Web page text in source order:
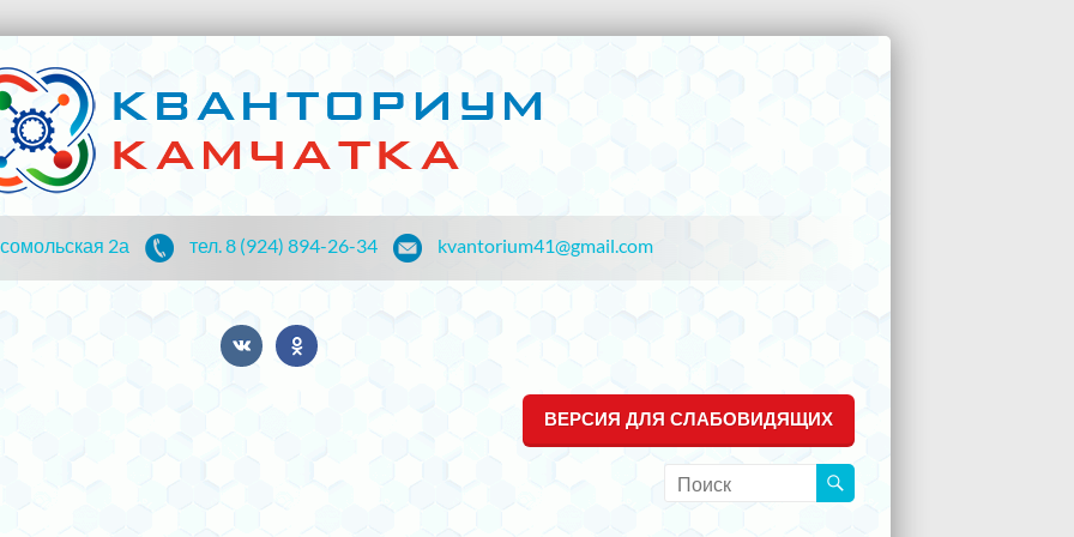
2а тел. 8 (924) 894-26-34 kvantorium41@gmail.com
ВЕРСИЯ ДЛЯ СЛАБОВИДЯЩИХ